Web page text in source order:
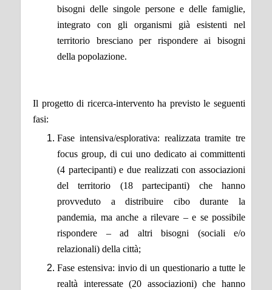
bisogni delle singole persone e delle famiglie,
integrato con gli organismi già esistenti nel
territorio bresciano per rispondere ai bisogni
della popolazione.
Il progetto di ricerca-intervento ha previsto le seguenti
fasi:
Fase intensiva/esplorativa: realizzata tramite tre
focus group, di cui uno dedicato ai committenti
(4 partecipanti) e due realizzati con associazioni
del territorio (18 partecipanti) che hanno
provveduto a distribuire cibo durante la
pandemia, ma anche a rilevare – e se possibile
rispondere – ad altri bisogni (sociali e/o
relazionali) della città;
Fase estensiva: invio di un questionario a tutte le
realtà interessate (20 associazioni) che hanno